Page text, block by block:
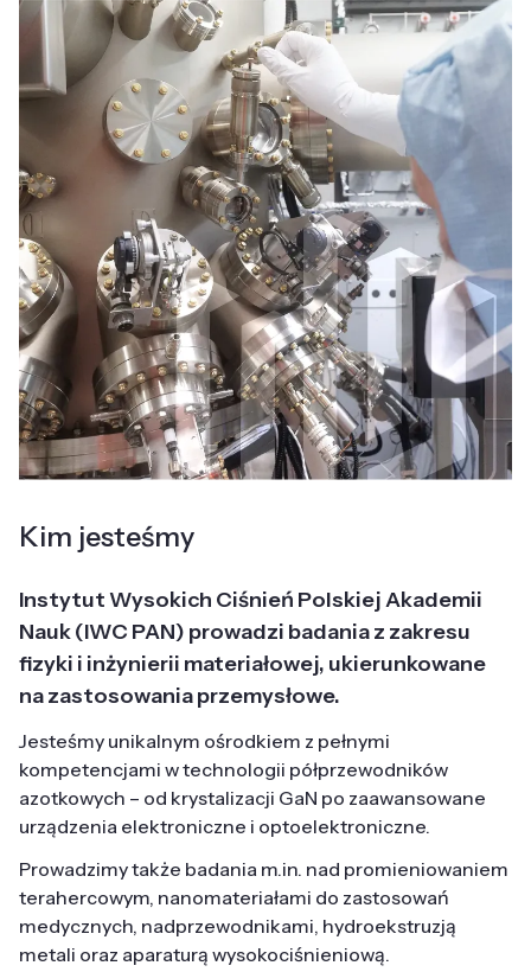
Kim jesteśmy
Instytut Wysokich Ciśnień Polskiej Akademii
Nauk (IWC PAN) prowadzi badania z zakresu
fizyki i inżynierii materiałowej, ukierunkowane
na zastosowania przemysłowe.
Jesteśmy unikalnym ośrodkiem z pełnymi
kompetencjami w technologii półprzewodników
azotkowych – od krystalizacji GaN po zaawansowane
urządzenia elektroniczne i optoelektroniczne.
Prowadzimy także badania m.in. nad promieniowaniem
terahercowym, nanomateriałami do zastosowań
medycznych, nadprzewodnikami, hydroekstruzją
metali oraz aparaturą wysokociśnieniową.